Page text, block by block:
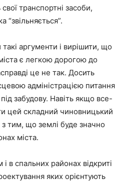
транспортні засоби,
“звільняється”.
аргументи і вирішити, що
є легкою дорогою до
це не так. Досить
адміністрацією питання
забудову. Навіть якщо все-
цей складний чиновницький
з тим, що землі буде значно
міста.
в спальних районах відкриті
яких орієнтують